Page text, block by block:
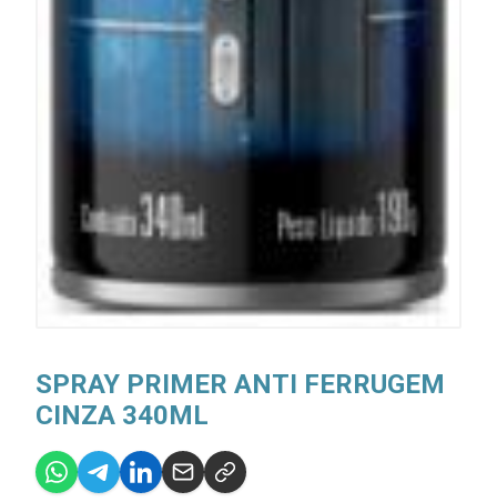
SPRAY PRIMER ANTI FERRUGEM
CINZA 340ML